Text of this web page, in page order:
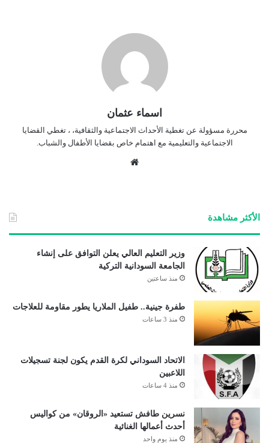
اسماء عثمان
محررة مسؤولة عن تغطية الأحداث الاجتماعية والثقافية، ، تغطي القضايا
الاجتماعية والتعليمية مع اهتمام خاص بقضايا الأطفال والشباب.
الأكثر مشاهدة
وزير التعليم العالي يعلن التوافق على إنشاء
الجامعة السودانية التركية
منذ ساعتين
طفرة جينية.. طفيل الملاريا يطور مقاومة للعلاجات
منذ 3 ساعات
الاتحاد السوداني لكرة القدم يكون لجنة تسجيلات
اللاعبين
منذ 4 ساعات
نسرين طافش تستعيد «الروقان» من كواليس
أحدث أعمالها الغنائية
منذ يوم واحد